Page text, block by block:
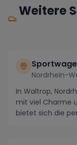
Weitere
Nordrhein-
In Waltrop,
mit viel Charme
bietet sich die